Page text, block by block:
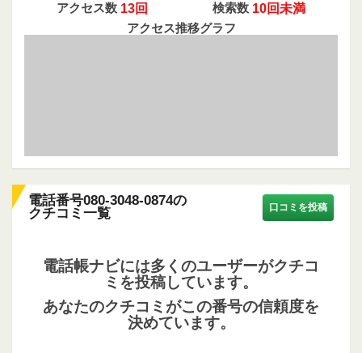
アクセス数 13回 検索数 10回未満
アクセス推移グラフ
電話番号080-3048-0874の
クチコミ一覧
口コミを投稿
電話帳ナビには多くのユーザーがクチコ
ミを投稿しています。
あなたのクチコミがこの番号の信頼度を
決めています。